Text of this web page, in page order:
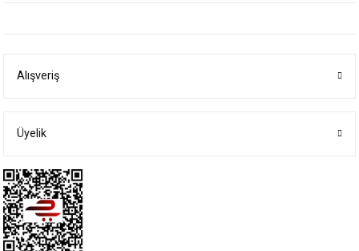
Ürün bilgilerinde hatalar bulunuyor.
Bu ürüne benzer farklı alternatifler olmalı.
Alışveriş
Üyelik